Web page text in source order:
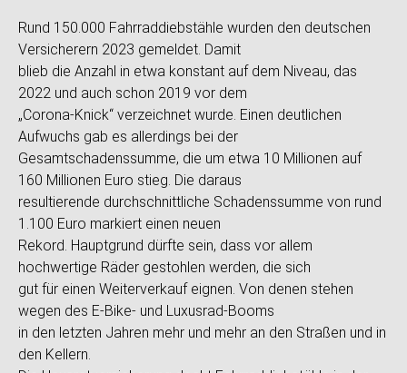
Rund 150.000 Fahrraddiebstähle wurden den deutschen
Versicherern 2023 gemeldet. Damit
blieb die Anzahl in etwa konstant auf dem Niveau, das
2022 und auch schon 2019 vor dem
„Corona-Knick“ verzeichnet wurde. Einen deutlichen
Aufwuchs gab es allerdings bei der
Gesamtschadenssumme, die um etwa 10 Millionen auf
160 Millionen Euro stieg. Die daraus
resultierende durchschnittliche Schadenssumme von rund
1.100 Euro markiert einen neuen
Rekord. Hauptgrund dürfte sein, dass vor allem
hochwertige Räder gestohlen werden, die sich
gut für einen Weiterverkauf eignen. Von denen stehen
wegen des E-Bike- und Luxusrad-Booms
in den letzten Jahren mehr und mehr an den Straßen und in
den Kellern.